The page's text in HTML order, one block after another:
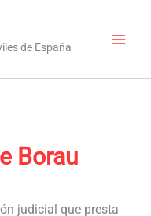
de España
Borau
judicial que presta